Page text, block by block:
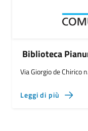
Biblioteca
Via Giorgio de Chirico
Leggi di più